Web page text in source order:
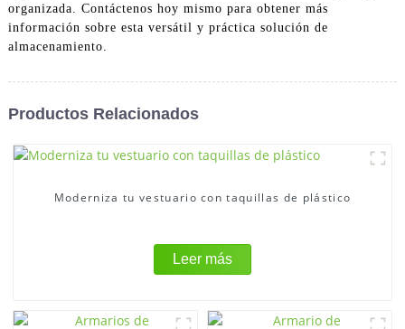
organizada. Contáctenos hoy mismo para obtener más
información sobre esta versátil y práctica solución de
almacenamiento.
Productos Relacionados
Moderniza tu vestuario con taquillas de plástico
Leer más